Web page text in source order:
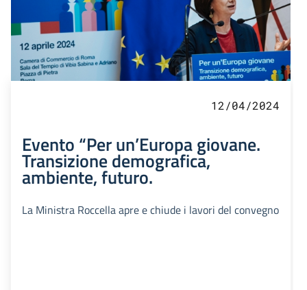
12/04/2024
Evento “Per un’Europa giovane.
Transizione demografica,
ambiente, futuro.
La Ministra Roccella apre e chiude i lavori del convegno